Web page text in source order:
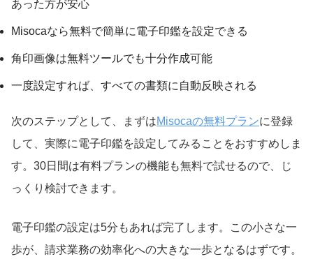
あった方が安心
Misocaなら無料で簡単に電子印鑑を設定できる
角印画像は無料ツールでも十分作成可能
一度設定すれば、すべての書類に自動反映される
次のステップとして、まずはMisocaの無料プランに登録
して、実際に電子印鑑を設定してみることをおすすめしま
す。30日間は有料プランの機能も無料で試せるので、じ
っくり検討できます。
電子印鑑の設定は5分もあれば完了します。この小さな一
歩が、請求業務の効率化への大きな一歩となるはずです。